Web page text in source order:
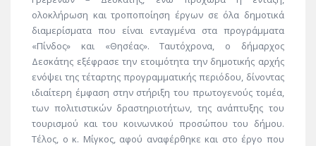
ολοκλήρωση και τροποποίηση έργων σε όλα δημοτικά
διαμερίσματα που είναι ενταγμένα στα προγράμματα
«Πίνδος» και «Θησέας». Ταυτόχρονα, ο δήμαρχος
Δεσκάτης εξέφρασε την ετοιμότητα την δημοτικής αρχής
ενόψει της τέταρτης προγραμματικής περιόδου, δίνοντας
ιδιαίτερη έμφαση στην στήριξη του πρωτογενούς τομέα,
των πολιτιστικών δραστηριοτήτων, της ανάπτυξης του
τουρισμού και του κοινωνικού προσώπου του δήμου.
Τέλος, ο κ. Μίγκος, αφού αναφέρθηκε και στο έργο που